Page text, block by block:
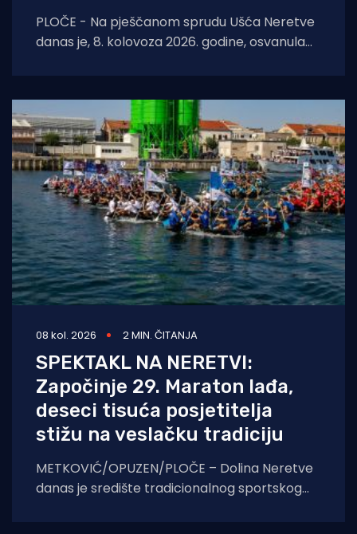
PLOČE - Na pješčanom sprudu Ušća Neretve
danas je, 8. kolovoza 2026. godine, osvanula
08 kol. 2026 2 MIN. ČITANJA
SPEKTAKL NA NERETVI:
Započinje 29. Maraton lađa,
deseci tisuća posjetitelja
stižu na veslačku tradiciju
METKOVIĆ/OPUZEN/PLOČE – Dolina Neretve
danas je središte tradicionalnog sportskog